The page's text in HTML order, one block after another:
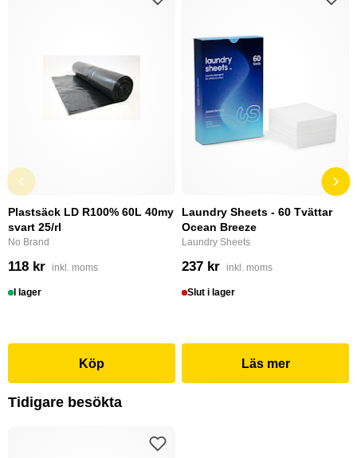
Plastsäck LD R100% 60L 40my
svart 25/rl
No Brand
118 kr inkl. moms
I lager
Köp
Laundry Sheets - 60 Tvättar
Ocean Breeze
Laundry Sheets
237 kr inkl. moms
Slut i lager
Läs mer
Tidigare besökta